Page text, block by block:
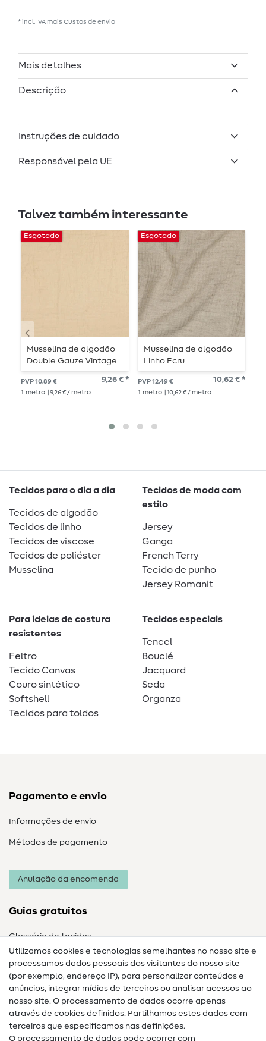
* incl. IVA mais Custos de envio
Mais detalhes
Descrição
Instruções de cuidado
Responsável pela UE
Talvez também interessante
Esgotado
Musselina de algodão -
Double Gauze Vintage
Uni Beige
PVP 10,89 € 9,26 € *
1 metro | 9,26 € / metro
Esgotado
Musselina de algodão -
Linho Ecru
PVP 12,49 € 10,62 € *
1 metro | 10,62 € / metro
Tecidos para o dia a dia
Tecidos de algodão
Tecidos de linho
Tecidos de viscose
Tecidos de poliéster
Musselina
Tecidos de moda com
estilo
Jersey
Ganga
French Terry
Tecido de punho
Jersey Romanit
Para ideias de costura
resistentes
Feltro
Tecido Canvas
Couro sintético
Softshell
Tecidos para toldos
Tecidos especiais
Tencel
Bouclé
Jacquard
Seda
Organza
Pagamento e envio
Informações de envio
Métodos de pagamento
Anulação da encomenda
Guias gratuitos
Glossário de tecidos
Guias de costura
Ajuda e contacto
Contacto
Utilizamos cookies e tecnologias semelhantes no nosso site e
processamos dados pessoais dos visitantes do nosso site
(por exemplo, endereço IP), para personalizar conteúdos e
anúncios, integrar mídias de terceiros ou analisar acessos ao
nosso site. O processamento de dados ocorre apenas
através de cookies definidos. Partilhamos estes dados com
terceiros que especificamos nas definições.
O processamento de dados pode ocorrer com